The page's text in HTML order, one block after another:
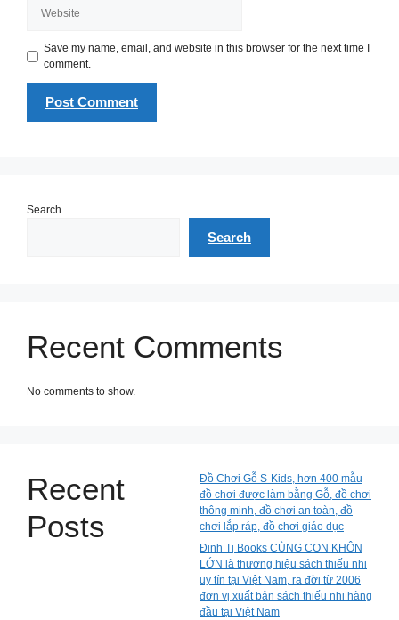
Save my name, email, and website in this browser for the next time I
comment.
Search
Search
Recent Comments
No comments to show.
Recent
Posts
Đồ Chơi Gỗ S-Kids, hơn 400 mẫu
đồ chơi được làm bằng Gỗ, đồ chơi
thông minh, đồ chơi an toàn, đồ
chơi lắp ráp, đồ chơi giáo dục
Đinh Tị Books CÙNG CON KHÔN
LỚN là thương hiệu sách thiếu nhi
uy tín tại Việt Nam, ra đời từ 2006
đơn vị xuất bản sách thiếu nhi hàng
đầu tại Việt Nam